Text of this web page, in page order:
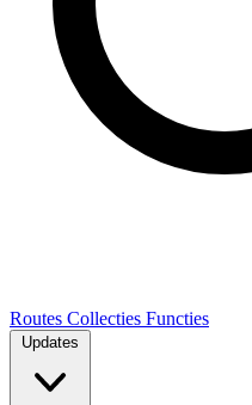
Routes Collecties Functies
Updates